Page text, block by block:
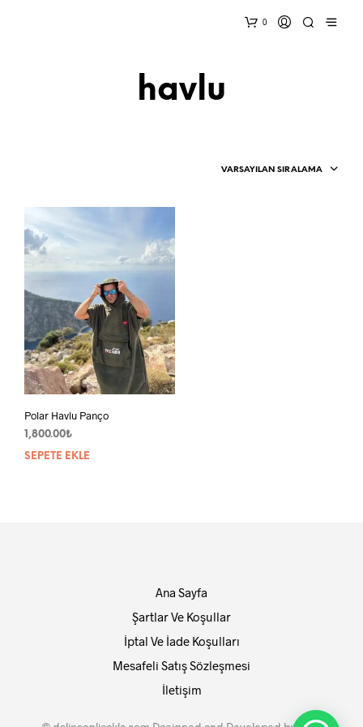
0
havlu
VARSAYILAN SIRALAMA
Polar Havlu Panço
1,800.00₺
SEPETE EKLE
Ana Sayfa
Şartlar Ve Koşullar
İptal Ve İade Koşulları
Mesafeli Satış Sözleşmesi
İletişim